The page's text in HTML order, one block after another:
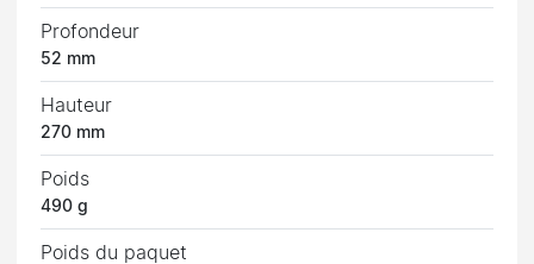
Profondeur
52 mm
Hauteur
270 mm
Poids
490 g
Poids du paquet